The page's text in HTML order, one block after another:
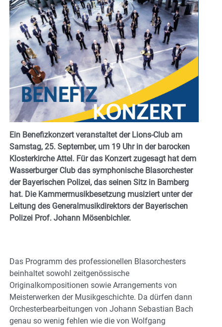
Ein Benefizkonzert veranstaltet der Lions-Club am
Samstag, 25. September, um 19 Uhr in der barocken
Klosterkirche Attel. Für das Konzert zugesagt hat dem
Wasserburger Club das symphonische Blasorchester
der Bayerischen Polizei, das seinen Sitz in Bamberg
hat. Die Kammermusikbesetzung musiziert unter der
Leitung des Generalmusikdirektors der Bayerischen
Polizei Prof. Johann Mösenbichler.
Das Programm des professionellen Blasorchesters
beinhaltet sowohl zeitgenössische
Originalkompositionen sowie Arrangements von
Meisterwerken der Musikgeschichte. Da dürfen dann
Orchesterbearbeitungen von Johann Sebastian Bach
genau so wenig fehlen wie die von Wolfgang